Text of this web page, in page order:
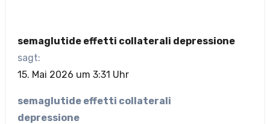
semaglutide effetti collaterali depressione
sagt:
15. Mai 2026 um 3:31 Uhr
semaglutide effetti collaterali
depressione